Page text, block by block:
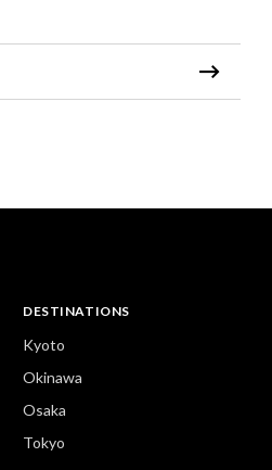
DESTINATIONS
Kyoto
Okinawa
Osaka
Tokyo